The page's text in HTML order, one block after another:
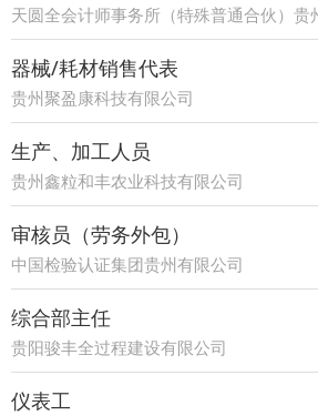
天圆全会计师事务所（特殊普通合伙）贵
分所
器械/耗材销售代表
贵州聚盈康科技有限公司
生产、加工人员
贵州鑫粒和丰农业科技有限公司
审核员（劳务外包）
中国检验认证集团贵州有限公司
综合部主任
贵阳骏丰全过程建设有限公司
仪表工